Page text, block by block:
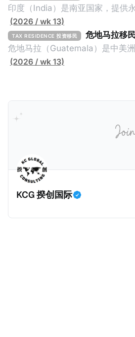
资50万欧元意大利股票； * 投资25万欧元于创新初创
企业；或 * 向意大利公共利益项目捐赠100万欧元。 当
投资者在居留许可证有效期的两年
在居留证到期日前至少60天申请
过五年的实际居留（每年在意大
吸引力吗？我们来看看：
印度（India）是南亚国家，提供
足特定的标准获得居留权。印度
请人透过外国直接投资（FDI）途径投
人必须在18个月内投资至少1亿卢
币）或36个月内投资至少2.5亿卢
的财务能力和专业知识； * 申请人必须在印度就业务注
册公司，并提供公司注册证书和
并提供有关投资将如何为印度经
申请。申请人在印度居住共12年
身份，包括在申请前连续居住11
外。由于印度不允许双重国籍，
(2026 / wk 13)
TAX RESIDENCE 投资移民 危地马拉移
危地马拉（Guatemala）是中美
证明被动收入或养老金收入，那
增加300美元（折合约人民币2千）。 申请人提
包括：申请表、护照、无犯罪证
危地马拉的证明，且材料必须公
在危地马拉居住至少五年、具备
历史文化有认识，就可以入籍成为
么，危地马拉的税务政策有吸引
(2026 / wk 13)
KCG 揆创国际